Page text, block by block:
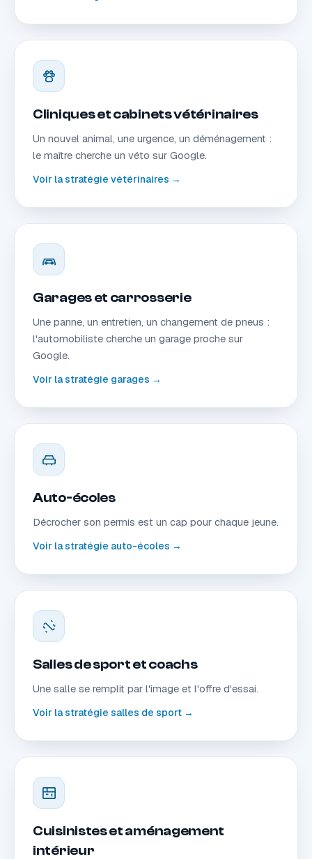
Cliniques et cabinets vétérinaires
Un nouvel animal, une urgence, un déménagement :
le maître cherche un véto sur Google.
Voir la stratégie vétérinaires →
Garages et carrosserie
Une panne, un entretien, un changement de pneus :
l'automobiliste cherche un garage proche sur
Google.
Voir la stratégie garages →
Auto-écoles
Décrocher son permis est un cap pour chaque jeune.
Voir la stratégie auto-écoles →
Salles de sport et coachs
Une salle se remplit par l'image et l'offre d'essai.
Voir la stratégie salles de sport →
Cuisinistes et aménagement
intérieur